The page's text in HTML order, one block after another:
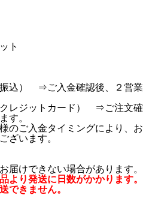
ト
込） ⇒ご入金確認後、２営業
クレジットカード） ⇒ご注文確
す。
のご入金タイミングにより、お
ざいます。
届けできない場合があります。
より発送に日数がかかります。
できません。